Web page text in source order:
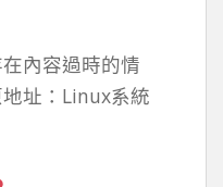
內容過時的情
址：Linux系統